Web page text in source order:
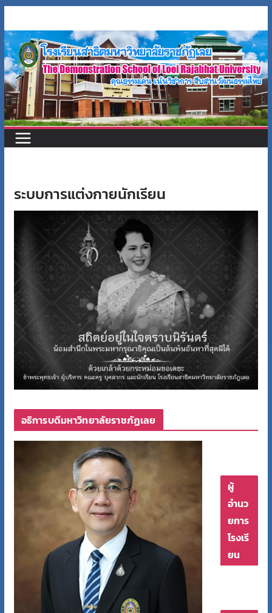
to
content
ระบบการแต่งกายนักเรียน
อธิการบดีมหาวิทยาลัยราชภัฏเลย
ผู้
อำนว
ยการ
โรงเรี
ยน